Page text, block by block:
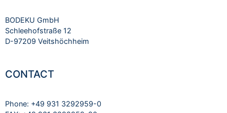
BODEKU GmbH
Schleehofstraße 12
D-97209 Veitshöchheim
CONTACT
Phone: +49 931 3292959-0